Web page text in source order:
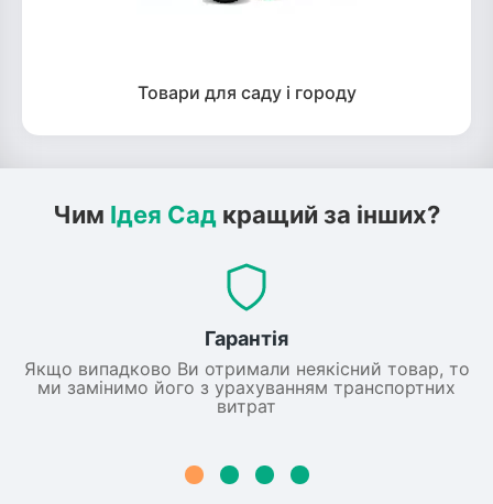
Товари для саду і городу
Чим Ідея Сад кращий за інших?
Гарантія
Якщо випадково Ви отримали неякісний товар, то
ми замінимо його з урахуванням транспортних
витрат